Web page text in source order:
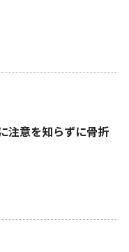
意を知らずに骨折